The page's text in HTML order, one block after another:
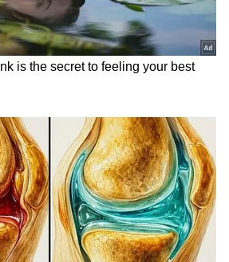
ಆರೋಗ್ಯ ಸಮಸ್ಯೆಗಳು